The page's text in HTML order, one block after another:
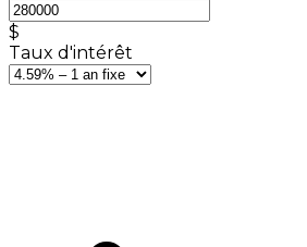
$
Taux d'intérêt